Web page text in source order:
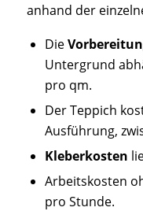
anhand der
Die
Untergrund
pro qm.
DerTeppich
Ausführung,
Kleberkosten
Arbeitskosten
pro Stunde.